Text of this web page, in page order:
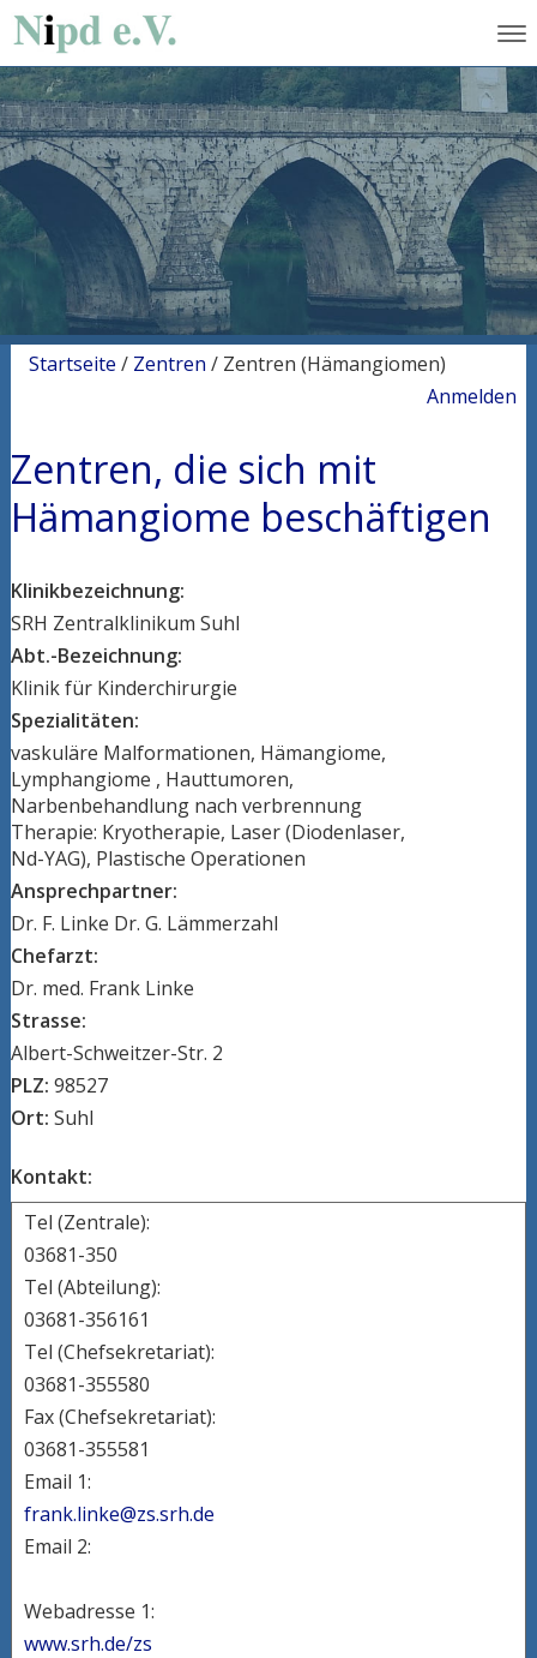
Startseite / Zentren / Zentren (Hämangiomen)
Anmelden
Zentren, die sich mit
Hämangiome beschäftigen
Klinikbezeichnung:
SRH Zentralklinikum Suhl
Abt.-Bezeichnung:
Klinik für Kinderchirurgie
Spezialitäten:
vaskuläre Malformationen, Hämangiome,
Lymphangiome , Hauttumoren,
Narbenbehandlung nach verbrennung
Therapie: Kryotherapie, Laser (Diodenlaser,
Nd-YAG), Plastische Operationen
Ansprechpartner:
Dr. F. Linke Dr. G. Lämmerzahl
Chefarzt:
Dr. med. Frank Linke
Strasse:
Albert-Schweitzer-Str. 2
PLZ: 98527
Ort: Suhl
Kontakt:
Tel (Zentrale):
03681-350
Tel (Abteilung):
03681-356161
Tel (Chefsekretariat):
03681-355580
Fax (Chefsekretariat):
03681-355581
Email 1:
frank.linke@zs.srh.de
Email 2:
Webadresse 1:
www.srh.de/zs